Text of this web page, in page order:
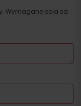
Wymagane pola są